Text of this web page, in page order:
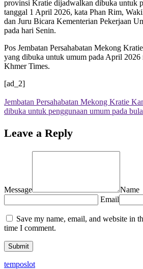
provinsi Kratie dijadwalkan dibuka untuk
tanggal 1 April 2026, kata Phan Rim,
dan Juru Bicara Kementerian Pekerjaan
pada hari Senin.
Pos Jembatan Persahabatan Mekong
yang dibuka untuk umum pada April 2026
Khmer Times.
[ad_2]
Jembatan Persahabatan Mekong Kratie
dibuka untuk penggunaan umum pada
Leave a Reply
Message
Name
Email
Save my name, email, and website in
time I comment.
temposlot